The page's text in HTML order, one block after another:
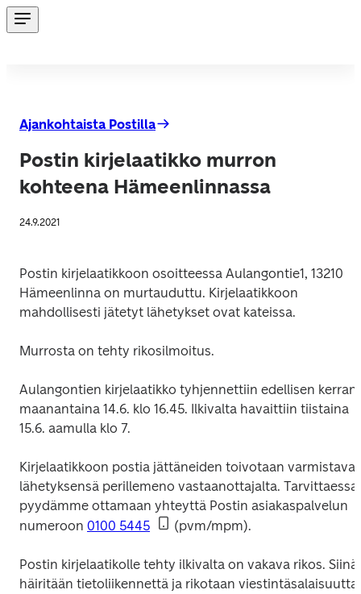
Ajankohtaista Postilla
Postin kirjelaatikko murron
kohteena Hämeenlinnassa
24.9.2021
Postin kirjelaatikkoon osoitteessa Aulangontie1, 13210
Hämeenlinna on murtauduttu. Kirjelaatikkoon
mahdollisesti jätetyt lähetykset ovat kateissa.
Murrosta on tehty rikosilmoitus.
Aulangontien kirjelaatikko tyhjennettiin edellisen kerran
maanantaina 14.6. klo 16.45. Ilkivalta havaittiin tiistaina
15.6. aamulla klo 7.
Kirjelaatikkoon postia jättäneiden toivotaan
lähetyksensä perillemeno vastaanottajalta. Tarvittaessa
pyydämme ottamaan yhteyttä Postin asiakaspalvelun
numeroon 0100 5445 (pvm/mpm).
Postin kirjelaatikolle tehty ilkivalta on vakava rikos. Siinä
häiritään tietoliikennettä ja rikotaan viestintäsalaisuutta.